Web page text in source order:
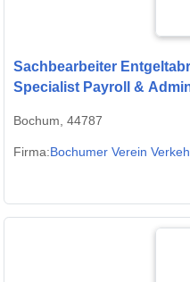
Sachbearbeiter
Specialist Payroll &
Bochum, 44787
Firma:Bochumer Verein